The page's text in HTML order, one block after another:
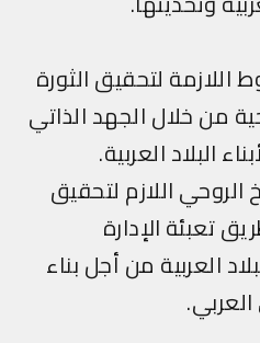
لتحقيق الثورة
خلال الجهد الذاتي
العربية.
اللازم لتحقيق
الإدارة
العربية من أجل بناء